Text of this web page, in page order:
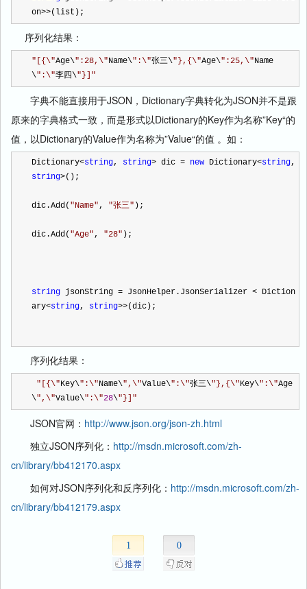
on>>(list);
序列化结果：
" [{\"Age\" :28,\"Name\" :\"张三\" },{\"Age\" :25,\"Name
\" :\"李四\" }] "
字典不能直接用于JSON，Dictionary字典转化为JSON并不是跟
原来的字典格式一致，而是形式以Dictionary的Key作为名称”Key“的
值，以Dictionary的Value作为名称为”Value“的值 。如：
Dictionary<string, string> dic = new Dictionary<string
string>();
dic.Add( "Name", "张三" );
dic.Add( "Age", "28" );
string jsonString = JsonHelper.JsonSerializer < Diction
ary<string, string>>(dic);
序列化结果：
" [{\"Key\" :\"Name\",\"Value\" :\"张三\" },{\"Key\" :\"Age
\",\"Value\" :\"28\" }] "
JSON官网： http://www.json.org/json-zh.html
独立JSON序列化： http://msdn.microsoft.com/zh-
cn/library/bb412170.aspx
如何对JSON序列化和反序列化： http://msdn.microsoft.com/zh-
cn/library/bb412179.aspx
1 0